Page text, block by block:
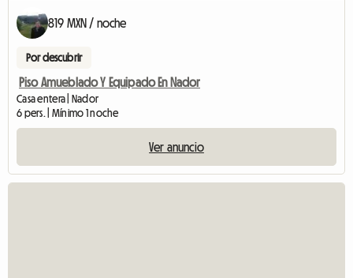
819 MXN / noche
Por descubrir
Piso Amueblado Y Equipado En Nador
Casa entera | Nador
6 pers. | Mínimo 1 noche
Ver anuncio